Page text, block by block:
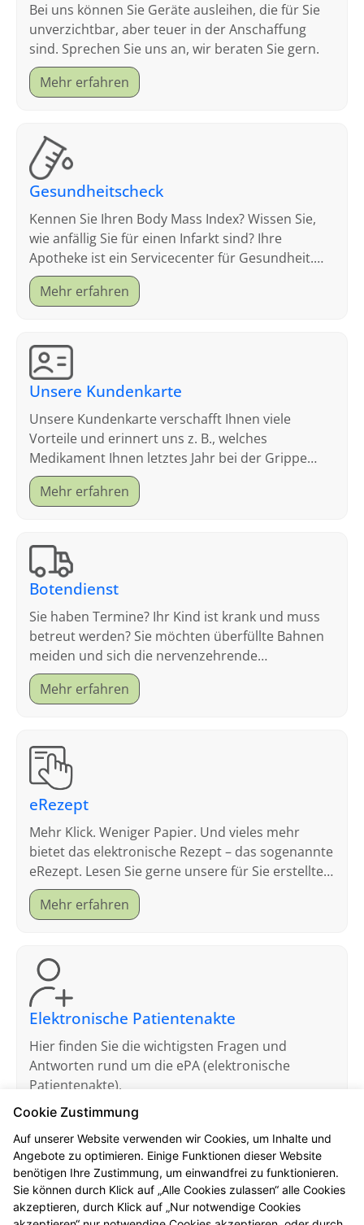
Bei uns können Sie Geräte ausleihen, die für Sie
unverzichtbar, aber teuer in der Anschaffung
sind. Sprechen Sie uns an, wir beraten Sie gern.
Mehr erfahren
Gesundheitscheck
Kennen Sie Ihren Body Mass Index? Wissen Sie,
wie anfällig Sie für einen Infarkt sind? Ihre
Apotheke ist ein Servicecenter für Gesundheit.
Schauen Sie sich an, welche Tests wir anbieten.
Mehr erfahren
Unsere Kundenkarte
Unsere Kundenkarte verschafft Ihnen viele
Vorteile und erinnert uns z. B., welches
Medikament Ihnen letztes Jahr bei der Grippe
geholfen hat.
Mehr erfahren
Botendienst
Sie haben Termine? Ihr Kind ist krank und muss
betreut werden? Sie möchten überfüllte Bahnen
meiden und sich die nervenzehrende
Parkplatzsuche sparen?
Mehr erfahren
eRezept
Mehr Klick. Weniger Papier. Und vieles mehr
bietet das elektronische Rezept – das sogenannte
eRezept. Lesen Sie gerne unsere für Sie erstellten
FAQ.
Mehr erfahren
Elektronische Patientenakte
Hier finden Sie die wichtigsten Fragen und
Antworten rund um die ePA (elektronische
Patientenakte).
Mehr erfahren
Cookie Zustimmung
Auf unserer Website verwenden wir Cookies, um Inhalte und
Angebote zu optimieren. Einige Funktionen dieser Website
benötigen Ihre Zustimmung, um einwandfrei zu funktionieren.
Sie können durch Klick auf „Alle Cookies zulassen“ alle Cookies
akzeptieren, durch Klick auf „Nur notwendige Cookies